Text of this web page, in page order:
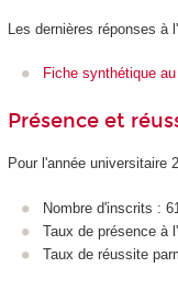
Les dernières réponses
Fiche synthétique
Présence et
Pour l'année universitaire
Nombre d'inscrits :
Taux de présence à
Taux de réussite